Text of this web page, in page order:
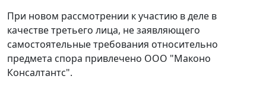
При новом рассмотрении к участию в деле в
качестве третьего лица, не заявляющего
самостоятельные требования относительно
предмета спора привлечено ООО "Маконо
Консалтантс".